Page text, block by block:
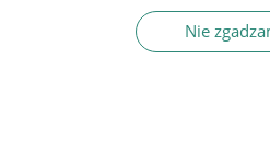
Nie
Public expenditure